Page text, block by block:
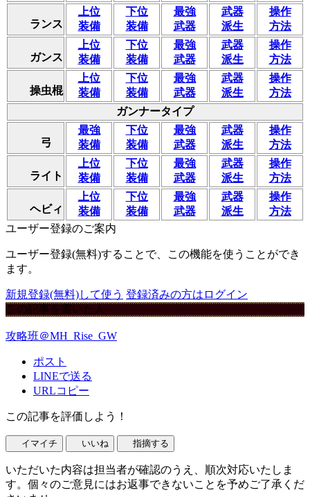
ランス
上位
装備
下位
装備
最強
武器
武器
派生
操作
方法
ガンス
上位
装備
下位
装備
最強
武器
武器
派生
操作
方法
操虫棍
上位
装備
下位
装備
最強
武器
武器
派生
操作
方法
ガンナータイプ
弓
最強
装備
下位
装備
最強
武器
武器
派生
操作
方法
ライト
上位
装備
下位
装備
最強
武器
武器
派生
操作
方法
ヘビィ
上位
装備
下位
装備
最強
武器
武器
派生
操作
方法
ユーザー登録のご案内
ユーザー登録(無料)することで、この機能を使うことができ
ます。
新規登録(無料)して使う 登録済みの方はログイン
この記事を書いた人
攻略班＠MH_Rise_GW
ポスト
LINEで送る
URLコピー
この記事を評価しよう！
イマイチ いいね 指摘する
いただいた内容は担当者が確認のうえ、順次対応いたしま
す。個々のご意見にはお返事できないことを予めご了承くだ